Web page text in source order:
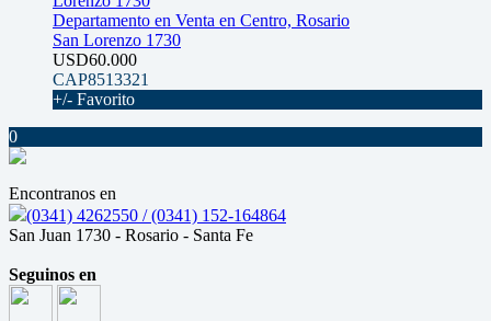
Departamento en Venta en Centro, Rosario
San Lorenzo 1730
USD60.000
CAP8513321
+/- Favorito
0
Encontranos en
(0341) 4262550 / (0341) 152-164864
San Juan 1730 - Rosario - Santa Fe
Seguinos en